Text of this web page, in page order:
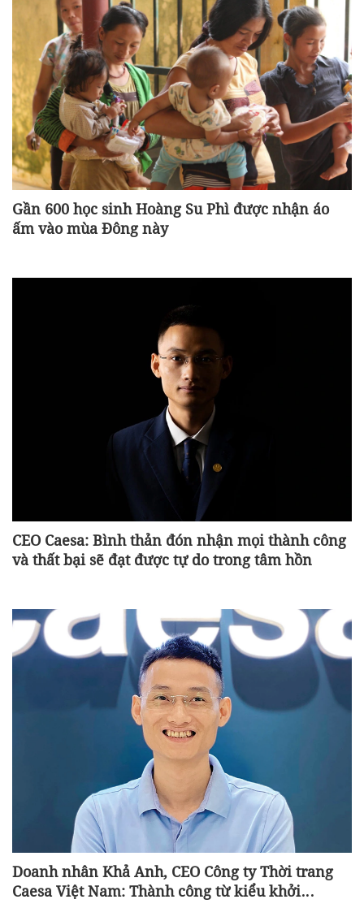
Gần 600 học sinh Hoàng Su Phì được nhận áo
ấm vào mùa Đông này
CEO Caesa: Bình thản đón nhận mọi thành công
và thất bại sẽ đạt được tự do trong tâm hồn
Doanh nhân Khả Anh, CEO Công ty Thời trang
Caesa Việt Nam: Thành công từ kiểu khởi